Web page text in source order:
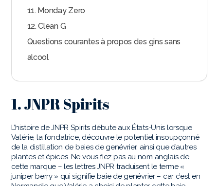
11. Monday Zero
12. Clean G
Questions courantes à propos des gins sans
alcool
1. JNPR Spirits
L’histoire de JNPR Spirits débute aux États-Unis lorsque
Valérie, la fondatrice, découvre le potentiel insoupçonné
de la distillation de baies de genévrier, ainsi que d’autres
plantes et épices. Ne vous fiez pas au nom anglais de
cette marque – les lettres JNPR traduisent le terme «
juniper berry » qui signifie baie de genévrier – car c’est en